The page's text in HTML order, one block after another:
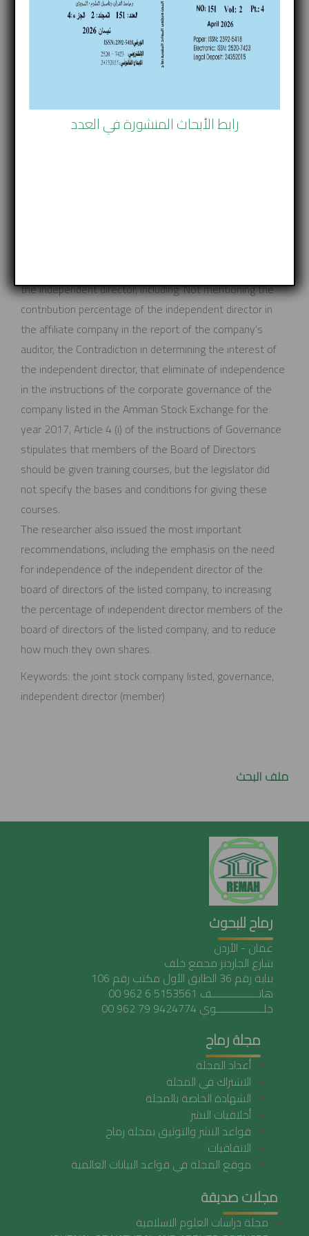
of the joint stock company listed on the Amman Stock
Exchange and aimed at clarifying the legal obstacles in
implementing the instructions of the corporate
governance of the listed companies in the Amman Stock
board of directors, and to develop appropriate solutions.
Thus,the researcher used the analytical descriptive
the independent director, including: Not mentioning the
contribution percentage of the independent director in
the affiliate company in the report of the company’s
auditor, the Contradiction in determining the interest of
the independent director, that eliminate of independence
in the instructions of the corporate governance of the
company listed in the Amman Stock Exchange for the
year 2017, Article 4 (i) of the instructions of Governance
stipulates that members of the Board of Directors
should be given training courses, but the legislator did
not specify the bases and conditions for giving these
courses.
The researcher also issued the most important
recommendations, including the emphasis on the need
for independence of the independent director of the
board of directors of the listed company, to increasing
the percentage of independent director members of the
board of directors of the listed company, and to reduce
how much they own shares.
Keywords: the joint stock company listed, governance,
independent director (member)
ملف البحث
رماح للبحوث
عمان - الأردن
شارع الجاردنز مجمع خلف
بناية رقم 36 الطابق الأول مكتب رقم 106
هاتـــــــــــــــــف 5153561 6 962 00
خلـــــــــــــــــوي 9424774 79 962 00
مجلة رماح
أعداد المجلة
الاشتراك في المجلة
الشهادة الخاصة بالمجلة
أخلاقيات النشر
قواعد النشر والتوثيق بمجلة رماح
الاتفاقيات
موقع المجلة في قواعد البيانات العالمية
مجلات صديقة
مجلة دراسات العلوم الاسلامية
رابط الأبحاث المنشورة في العدد